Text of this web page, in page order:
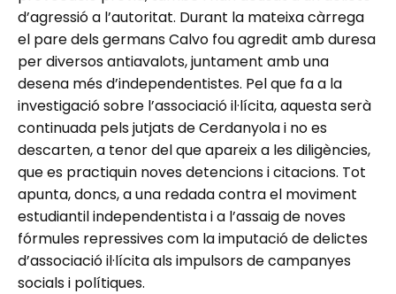
d’agressió a l’autoritat. Durant la mateixa càrrega
el pare dels germans Calvo fou agredit amb duresa
per diversos antiavalots, juntament amb una
desena més d’independentistes. Pel que fa a la
investigació sobre l’associació il·lícita, aquesta serà
continuada pels jutjats de Cerdanyola i no es
descarten, a tenor del que apareix a les diligències,
que es practiquin noves detencions i citacions. Tot
apunta, doncs, a una redada contra el moviment
estudiantil independentista i a l’assaig de noves
fórmules repressives com la imputació de delictes
d’associació il·lícita als impulsors de campanyes
socials i polítiques.